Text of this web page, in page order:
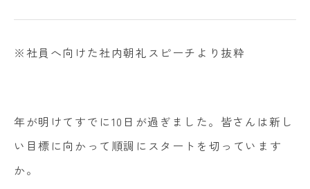
※社員へ向けた社内朝礼スピーチより抜粋
年が明けてすでに10日が過ぎました。皆さんは新し
い目標に向かって順調にスタートを切っています
か。